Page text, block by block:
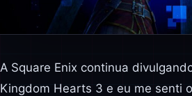
A Square Enix continua
Kingdom Hearts 3 e eu me senti